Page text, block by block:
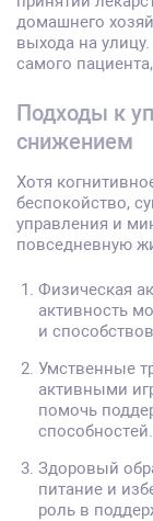
домашнего
выхода на
самого
Подходы к
снижением
Хотя
беспокойство,
управления и
повседневную
Физическая
активность
и
Умственные
активными
помочь
способностей.
Здоровый
питание и
роль в